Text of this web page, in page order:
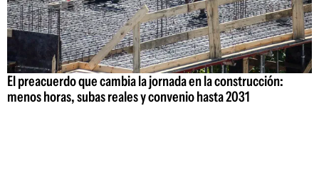
El preacuerdo que cambia la jornada en la construcción:
menos horas, subas reales y convenio hasta 2031